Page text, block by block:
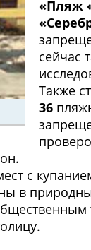
«Пляж
сейчас
Также
36
с
в